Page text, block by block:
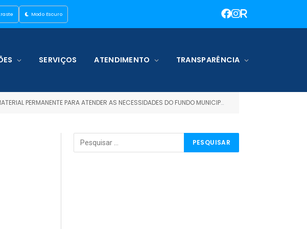
Modo Escuro
SERVIÇOS ATENDIMENTO TRANSPARÊNCIA
PERMANENTE PARA ATENDER AS NECESSIDADES DO FUNDO MUNICIPAL DE SAÚDE)